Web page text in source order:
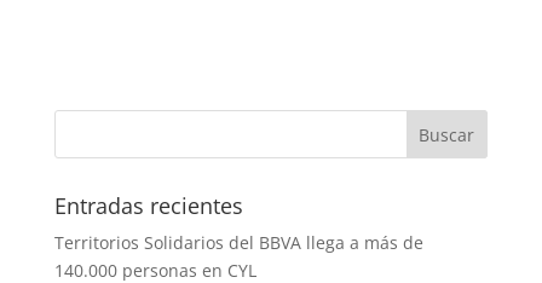
Entradas recientes
Territorios Solidarios del BBVA llega a más de
140.000 personas en CYL